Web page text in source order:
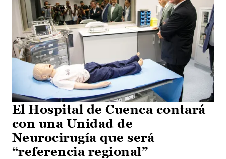
El Hospital de Cuenca contará
con una Unidad de
Neurocirugía que será
“referencia regional”